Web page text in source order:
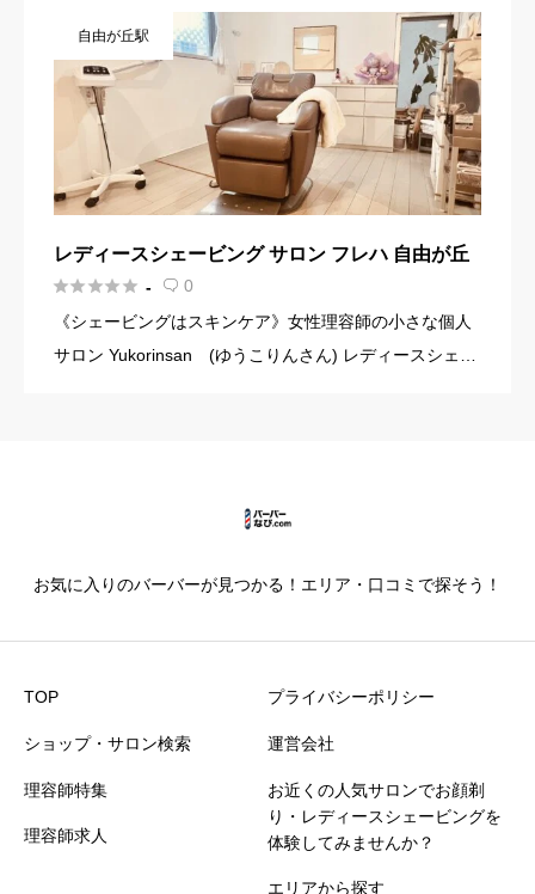
ッシュして頂けましたら嬉しいです。 Yuka Sekiguch
[…]自由が丘駅
レディースシェービング サロン フレハ 自由が丘
 -  0
《シェービングはスキンケア》女性理容師の小さな個人
サロン Yukorinsan (ゆうこりんさん) レディースシェー
お気に入りのバーバーが見つかる！エリア・口コミで探そう！
TOP
ショップ・サロン検索
理容師特集
理容師求人
プライバシーポリシー
運営会社
お近くの人気サロンでお顔剃
り・レディースシェービングを
体験してみませんか？
エリアから探す